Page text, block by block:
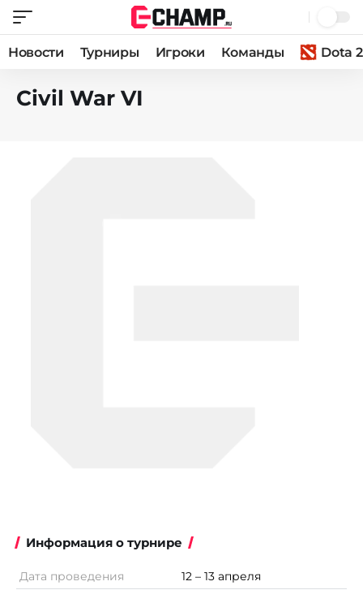
Новости Турниры Игроки Команды Dota 2
Civil War VI
Информация о турнире
Дата проведения
12 – 13 апреля